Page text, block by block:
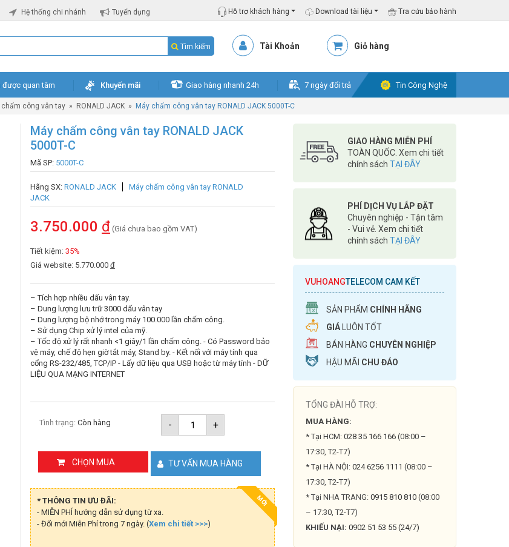
Hệ thống chi nhánh Tuyển dụng Hỗ trợ khách hàng Download tài liệu Tra cứu bảo hành
Tìm kiếm Tài Khoản Giỏ hàng
được quan tâm Khuyến mãi Giao hàng nhanh 24h 7 ngày đổi trả Tin Công Nghệ
chấm công vân tay » RONALD JACK » Máy chấm công vân tay RONALD JACK 5000T-C
Máy chấm công vân tay RONALD JACK
5000T-C
Mã SP: 5000T-C
Hãng SX: RONALD JACK
Máy chấm công vân tay RONALD
JACK
3.750.000 đ (Giá chưa bao gồm VAT)
Tiết kiệm: 35%
Giá website: 5.770.000 đ
– Tích hợp nhiều dấu vân tay.
– Dung lượng lưu trữ 3000 dấu vân tay
– Dung lượng bộ nhớ trong máy 100.000 lần chấm công.
– Sử dụng Chip xử lý intel của mỹ.
– Tốc độ xử lý rất nhanh <1 giây/1 lần chấm công. - Có Password bảo
vệ máy, chế độ hẹn giờ tắt máy, Stand by. - Kết nối với máy tính qua
cổng RS-232/485, TCP/IP - Lấy dữ liệu qua USB hoặc từ máy tính - DỮ
LIỆU QUA MẠNG INTERNET
-
Máy
chấm
công
tay
RONALD
JACK
5000T-
+
Tình trạng: Còn hàng
CHỌN MUA TƯ VẤN MUA HÀNG
MỚI
* THÔNG TIN ƯU ĐÃI:
- MIỄN PHÍ hướng dẫn sử dụng từ xa.
- Đổi mới Miễn Phí trong 7 ngày. (Xem chi tiết >>>)
GIAO HÀNG MIỄN PHÍ
TOÀN QUỐC. Xem chi tiết
chính sách TẠI ĐÂY
PHÍ DỊCH VỤ LẮP ĐẶT
Chuyên nghiệp - Tận tâm
- Vui vẻ. Xem chi tiết
chính sách TẠI ĐÂY
VUHOANGTELECOM CAM KẾT
SẢN PHẨM CHÍNH HÃNG
GIÁ LUÔN TỐT
BÁN HÀNG CHUYÊN NGHIỆP
HẬU MÃI CHU ĐÁO
TỔNG ĐÀI HỖ TRỢ:
MUA HÀNG:
* Tại HCM: 028 35 166 166 (08:00 –
17:30, T2-T7)
* Tại HÀ NỘI: 024 6256 1111 (08:00 –
17:30, T2-T7)
* Tại NHA TRANG: 0915 810 810 (08:00
– 17:30, T2-T7)
KHIẾU NẠI: 0902 51 53 55 (24/7)